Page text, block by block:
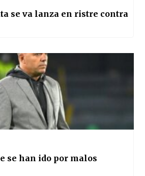
se va lanza en ristre contra
se han ido por malos